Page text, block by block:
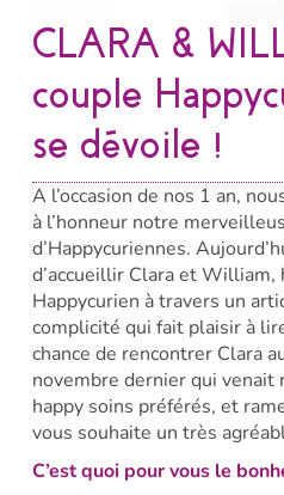
CLARA &
couple
se dévoile !
A l’occasion de nos 1 an,
à l’honneur notre
d’Happycuriennes.
d’accueillir Clara et William,
Happycurien à travers un
complicité qui fait plaisir à
chance de rencontrer Clara
novembre dernier qui venait
happy soins préférés, et
vous souhaite un très
C’est quoi pour vous le